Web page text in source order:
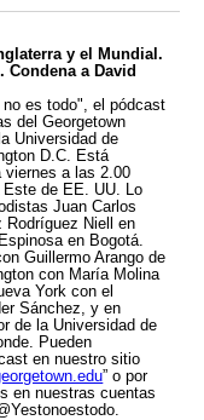
y el Mundial.
Condena a David
es todo", el pódcast
del Georgetown
Universidad de
D.C. Está
viernes a las 2.00
de EE. UU. Lo
Juan Carlos
Rodríguez Niell en
en Bogotá.
Guillermo Arango de
con María Molina
York con el
Sánchez, y en
de la Universidad de
Pueden
en nuestro sitio
” o por
en nuestras cuentas